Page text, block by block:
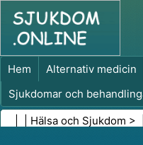
Hem Alternativ medicin
Sjukdomar och
Kost och näring
Hälsa och Sjukdom > |